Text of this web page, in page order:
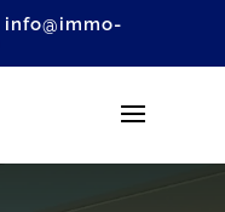
info@immo-